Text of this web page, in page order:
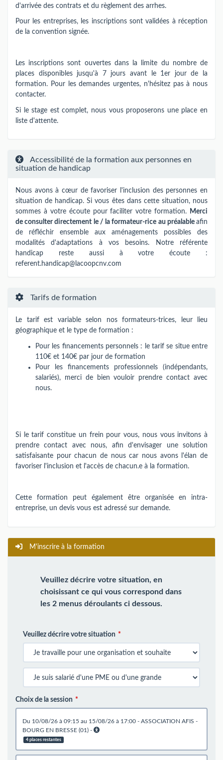
d'arrivée des contrats et du règlement des arrhes.
Pour les entreprises, les inscriptions sont validées à réception
de la convention signée.
Les inscriptions sont ouvertes dans la limite du nombre de
places disponibles jusqu'à 7 jours avant le 1er jour de la
formation. Pour les demandes urgentes, n'hésitez pas à nous
contacter.
Si le stage est complet, nous vous proposerons une place en
liste d'attente.
Accessibilité de la formation aux personnes en
situation de handicap
Nous avons à cœur de favoriser l'inclusion des personnes en
situation de handicap. Si vous êtes dans cette situation, nous
sommes à votre écoute pour faciliter votre formation. Merci
de consulter directement le / la formateur-rice au préalable afin
de réfléchir ensemble aux aménagements possibles des
modalités d'adaptations à vos besoins. Notre référente
handicap reste aussi à votre écoute :
referent.handicap@lacoopcnv.com
Tarifs de formation
Le tarif est variable selon nos formateurs-trices​,​​ leur lieu
géographique et le type de formation :
Pour les financements personnels : le tarif se situe entre
110€ et 140€ par jour de formation
Pour les financements professionnels (indépendants,
salariés), merci de bien vouloir prendre contact avec
nous.
Si le tarif constitue un frein pour vous, nous vous invitons à
prendre contact avec nous, afin d'envisager une solution
satisfaisante pour chacun de nous car nous avons l'élan de
favoriser l'inclusion et l'accès de chacun.e à la formation.
Cette formation peut également être organisée en intra-
entreprise, un devis vous est adressé sur demande.
M'inscrire à la formation
Veuillez décrire votre situation, en
choisissant ce qui vous correspond dans
les 2 menus déroulants ci dessous.
Veuillez décrire votre situation
Choix de la session
du 10/08/26 à 09:15 au 15/08/26 à 17:00 - ASSOCIATION AFIS -
BOURG EN BRESSE (01) -
4 places restantes